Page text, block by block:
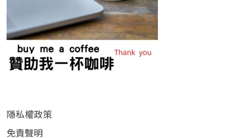
隱私權政策
免責聲明